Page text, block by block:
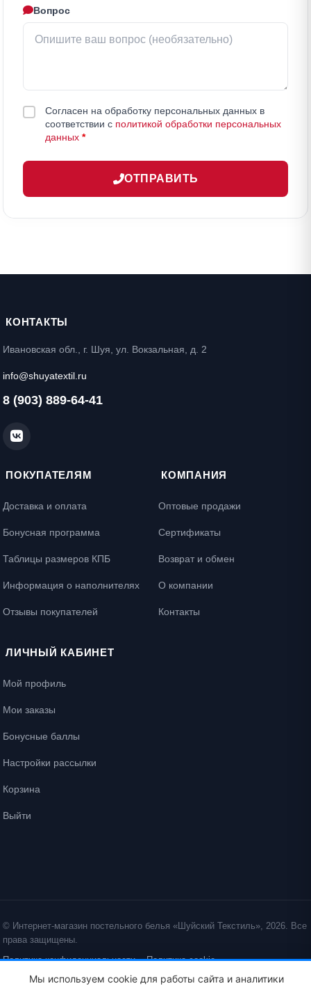
Вопрос
Согласен на обработку персональных данных в
соответствии с политикой обработки персональных
данных *
ОТПРАВИТЬ
КОНТАКТЫ
Ивановская обл., г. Шуя, ул. Вокзальная, д. 2
info@shuyatextil.ru
8 (903) 889-64-41
ПОКУПАТЕЛЯМ
Доставка и оплата
Бонусная программа
Таблицы размеров КПБ
Информация о наполнителях
Отзывы покупателей
КОМПАНИЯ
Оптовые продажи
Сертификаты
Возврат и обмен
О компании
Контакты
ЛИЧНЫЙ КАБИНЕТ
Мой профиль
Мои заказы
Бонусные баллы
Настройки рассылки
Корзина
Выйти
© Интернет-магазин постельного белья «Шуйский Текстиль», 2026. Все
права защищены.
Политика конфиденциальности
Политика cookie
ID: crt cst ·Мы используем cookie для работы сайта и аналитики